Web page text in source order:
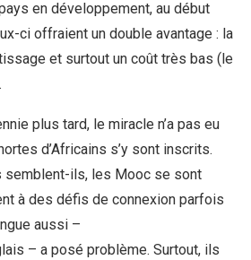
en développement, au début
ci offraient un double avantage : la
et surtout un coût très bas (le
plus tard, le miracle n’a pas eu
d’Africains s’y sont inscrits.
semblent-ils, les Mooc se sont
à des défis de connexion parfois
aussi –
– a posé problème. Surtout, ils